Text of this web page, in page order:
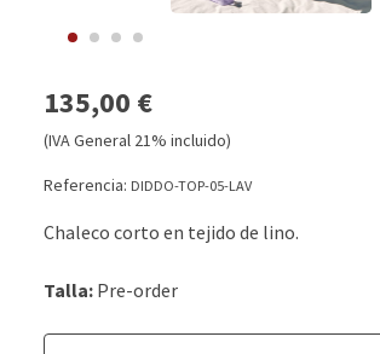
135,00 €
(IVA General 21% incluido)
Referencia: DIDDO-TOP-05-LAV
Chaleco corto en tejido de lino.
Talla: Pre-order